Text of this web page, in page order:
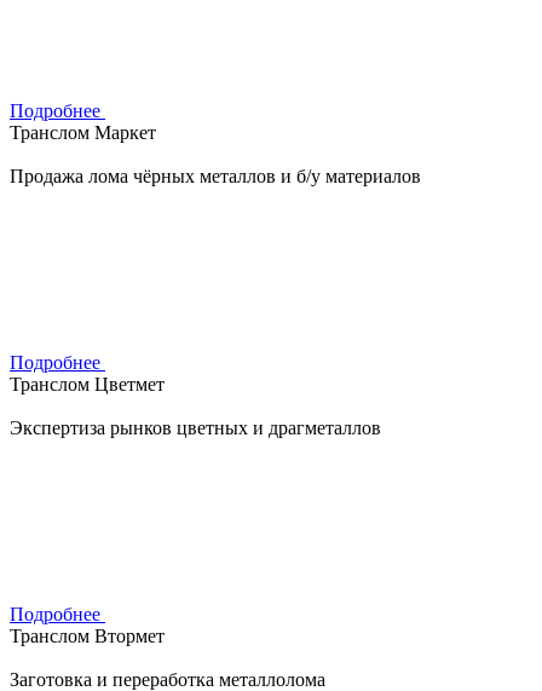
Подробнее
Транслом Маркет
Продажа лома чёрных металлов и б/у материалов
Подробнее
Транслом Цветмет
Экспертиза рынков цветных и драгметаллов
Подробнее
Транслом Втормет
Заготовка и переработка металлолома